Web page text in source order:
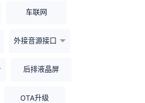
车联网
外接音源接口
后排液晶屏
OTA升级